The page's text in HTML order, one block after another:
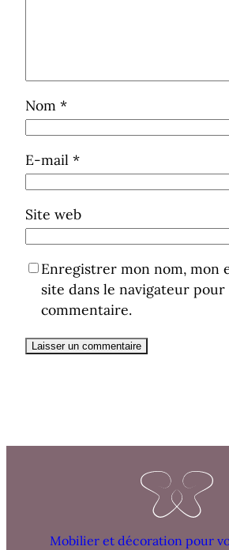
Nom *
E-mail *
Site web
Enregistrer mon nom, mon
site dans le navigateur
commentaire.
Mobilier et décoration pour